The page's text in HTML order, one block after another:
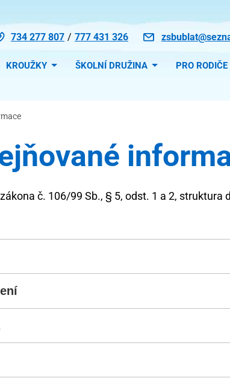
734 277 807 777 431 326
KROUŽKY ŠKOLNÍ DRUŽINA PRO RODIČE
č. 106/99 Sb., § 5, odst. 1 a 2, struktura